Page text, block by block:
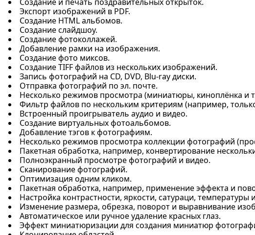
Экспорт изображений в PDF.
Создание HTML альбомов.
Создание слайдшоу.
Создание фотоколлажей.
Добавление рамки на изображения.
Создание фото миксов.
Создание TIFF файлов из нескольких изображений.
Запись фотографий на CD, DVD, Blu-ray диски.
Отправка фотографий по эл. почте.
Несколько режимов просмотра (миниатюры, киноплёнка и
Фильтр файлов по нескольким критериям (например,
Встроенный проигрыватель аудио и видео.
Создание виртуальных фотоальбомов.
Добавление тэгов к фотографиям.
Несколько режимов просмотра коллекции фотографий
Пакетная обработка, например, конвертирование
Полноэкранный просмотре фотографий и видео.
Сканирование фотографий.
Оптимизация одним кликом.
Пакетная обработка, например, применение эффекта и
Настройка контрастности, яркости, сатураци, температуры
Изменение размера, обрезка, поворот и выравнивание
Автоматическое или ручное удаление красных глаз.
Эффект миниатюризации для создания миниатюр